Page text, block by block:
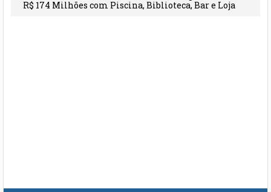
R$ 174 Milhões com Piscina, Biblioteca, Bar e Loja